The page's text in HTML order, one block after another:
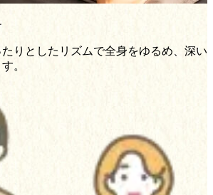
りとしたリズムで全身をゆるめ、深い
。